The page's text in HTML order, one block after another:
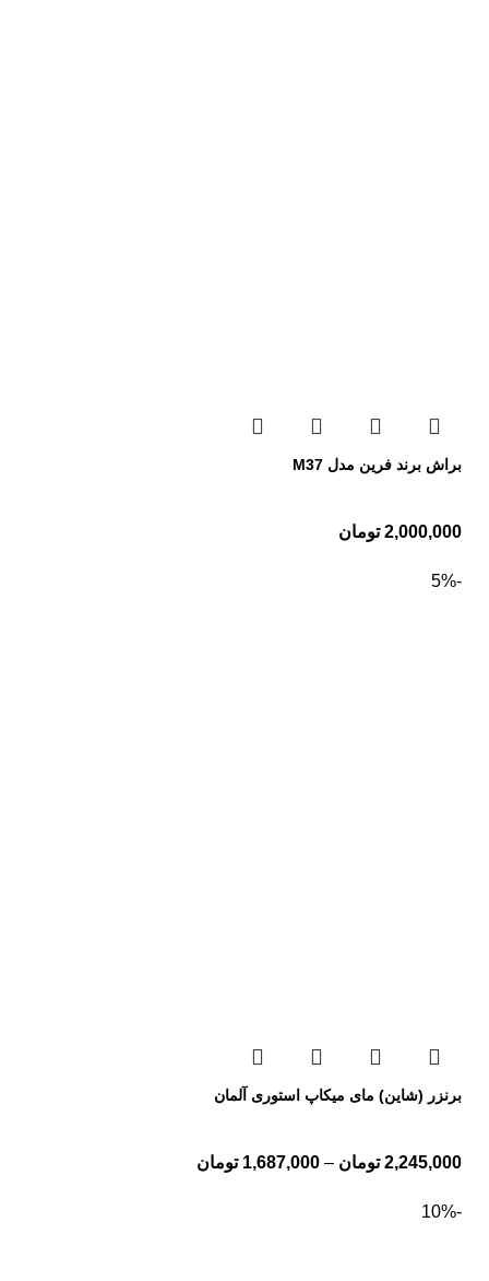
براش برند فرین مدل M37
2,000,000 تومان
-5%
برنزر (شاین) مای میکاپ استوری آلمان
2,245,000 تومان –
1,687,000 تومان
-10%